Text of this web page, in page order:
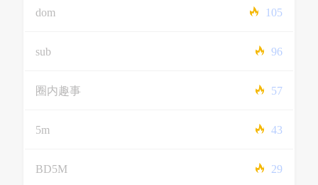
dom 105
sub 96
圈内趣事 57
5m 43
BD5M 29